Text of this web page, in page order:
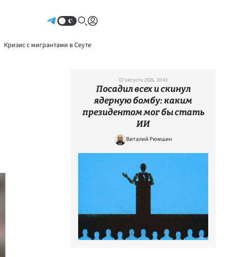
Кризис с мигрантами в Сеуте
07 августа 2026, 10:43
Посадил всех и скинул
ядерную бомбу: каким
президентом мог бы стать
ИИ
Виталий Рюмшин